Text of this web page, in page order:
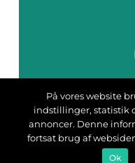
På vores website
indstillinger, statistik
annoncer. Denne
fortsat brug af
Ok